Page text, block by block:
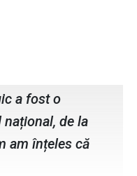
a fost o
de la
am înțeles că